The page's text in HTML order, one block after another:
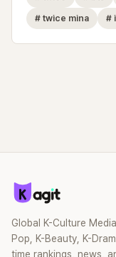
# twice mina #
Global K-Culture
Pop, K-Beauty, K-
time rankings, news,